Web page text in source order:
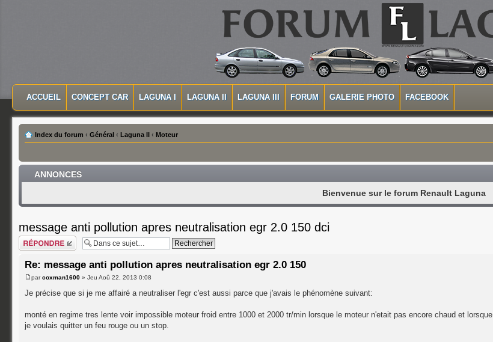
MENU PRINCIPAL
ACCUEIL CONCEPT CAR LAGUNA I LAGUNA II LAGUNA III FORUM GALERIE PHOTO FACEBOOK
Index du forum ‹ Général ‹ Laguna II ‹ Moteur
ANNONCES
Bienvenue sur le forum Renault Laguna
message anti pollution apres neutralisation egr 2.0 150 dci
Répondre
Re: message anti pollution apres neutralisation egr 2.0 150
parcoxman1600 » Jeu Aoû 22, 2013 0:08
Je précise que si je me affairé a neutraliser l'egr c'est aussi parce que j'avais le phénomène suivant:
monté en regime tres lente voir impossible moteur froid entre 1000 et 2000 tr/min lorsque le moteur n'etait pas encore chaud et lorsque
je voulais quitter un feu rouge ou un stop.